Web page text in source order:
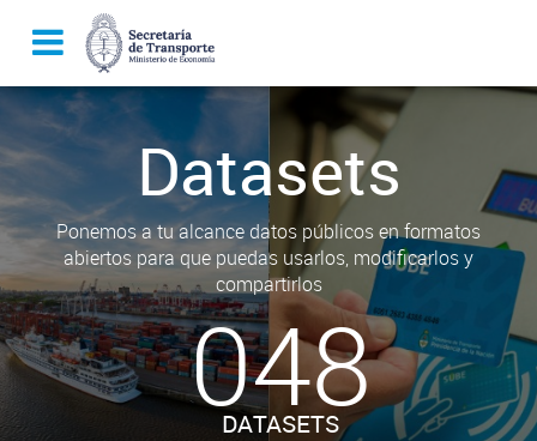
Datasets
Ponemos a tu alcance datos públicos en formatos
abiertos para que puedas usarlos, modificarlos y
compartirlos
048
DATASETS